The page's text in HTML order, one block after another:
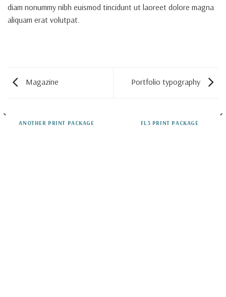
diam nonummy nibh euismod tincidunt ut laoreet dolore magna
aliquam erat volutpat.
Magazine Portfolio typography
ANOTHER PRINT PACKAGE FL3 PRINT PACKAGE